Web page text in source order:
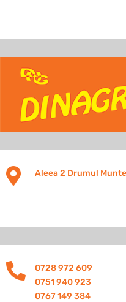
 Aleea 2 Drumul

0728 972 609
0751 940 923
0767 149 384